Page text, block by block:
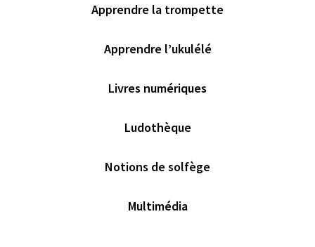
Apprendre la trompette
Apprendre l’ukulélé
Livres numériques
Ludothèque
Notions de solfège
Multimédia